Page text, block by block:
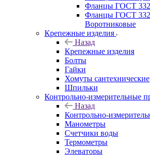
Фланцы ГОСТ
Фланцы ГОСТ
Воротниковые
Крепежные изделия
Назад
Крепежные изделия
Болты
Гайки
Хомуты сантехнические
Шпильки
Контрольно-измерительные
Назад
Контрольно-
Манометры
Счетчики воды
Термометры
Элеваторы